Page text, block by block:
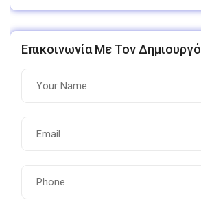
Επικοινωνία Με Τον Δημιουργό